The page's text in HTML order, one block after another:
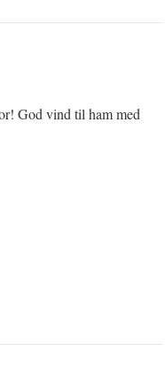
God vind til ham med